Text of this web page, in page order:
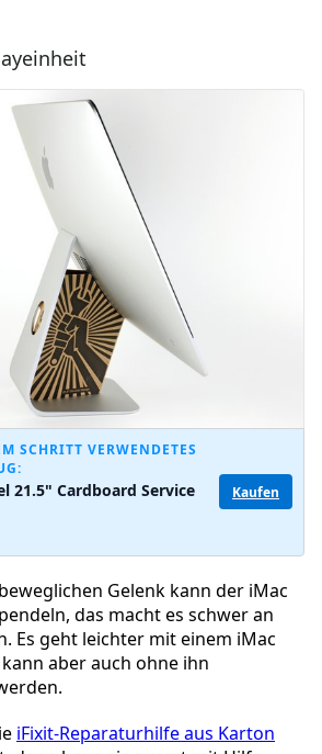
SCHRITT VERWENDETES
21.5" Cardboard Service
Kaufen
Gelenk kann der iMac
das macht es schwer an
Es geht leichter mit einem iMac
kann aber auch ohne ihn
iFixit-Reparaturhilfe aus Karton